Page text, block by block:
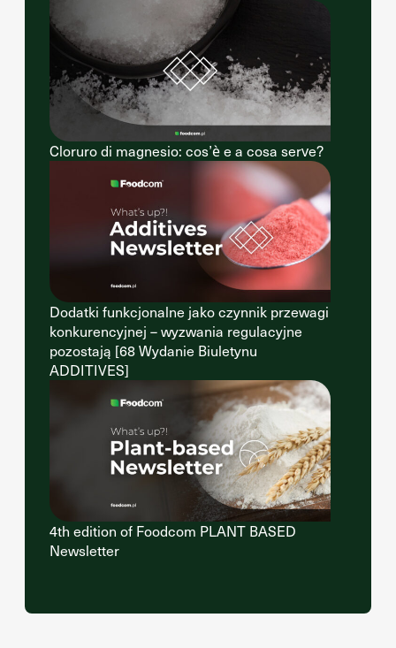
Cloruro di magnesio: cos’è e a cosa serve?
Dodatki funkcjonalne jako czynnik przewagi
konkurencyjnej – wyzwania regulacyjne
pozostają [68 Wydanie Biuletynu
ADDITIVES]
4th edition of Foodcom PLANT BASED
Newsletter